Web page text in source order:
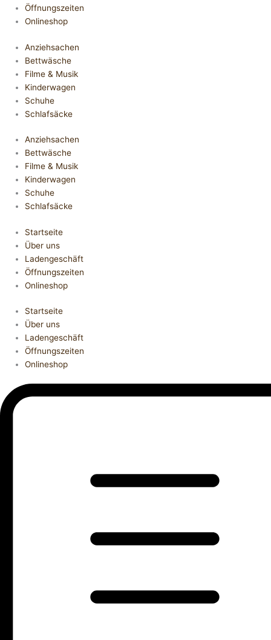
Öffnungszeiten
Onlineshop
Anziehsachen
Bettwäsche
Filme & Musik
Kinderwagen
Schuhe
Schlafsäcke
Anziehsachen
Bettwäsche
Filme & Musik
Kinderwagen
Schuhe
Schlafsäcke
Startseite
Über uns
Ladengeschäft
Öffnungszeiten
Onlineshop
Startseite
Über uns
Ladengeschäft
Öffnungszeiten
Onlineshop